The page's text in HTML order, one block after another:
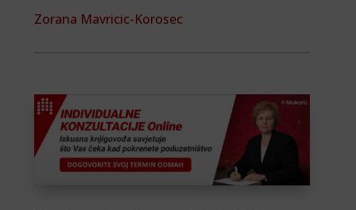
Zorana Mavricic-Korosec